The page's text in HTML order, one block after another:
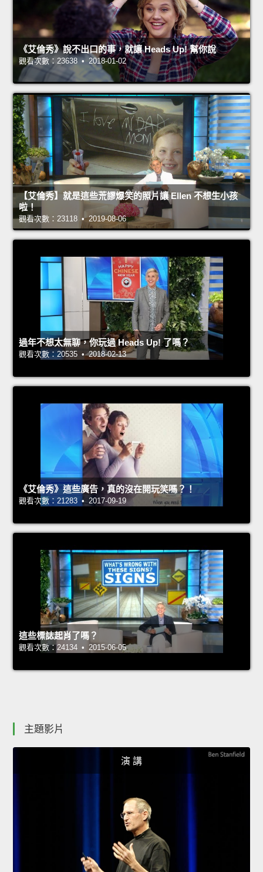
《艾倫秀》說不出口的事，就讓 Heads Up! 幫你說
觀看次數：23638 • 2018-01-02
【艾倫秀】就是這些荒謬爆笑的照片讓 Ellen 不想生小孩
啦！
觀看次數：23118 • 2019-08-06
過年不想太無聊，你玩過 Heads Up! 了嗎？
觀看次數：20535 • 2018-02-13
《艾倫秀》這些廣告，真的沒在開玩笑嗎？！
觀看次數：21283 • 2017-09-19
這些標誌起肖了嗎？
觀看次數：24134 • 2015-06-05
主題影片
演 講